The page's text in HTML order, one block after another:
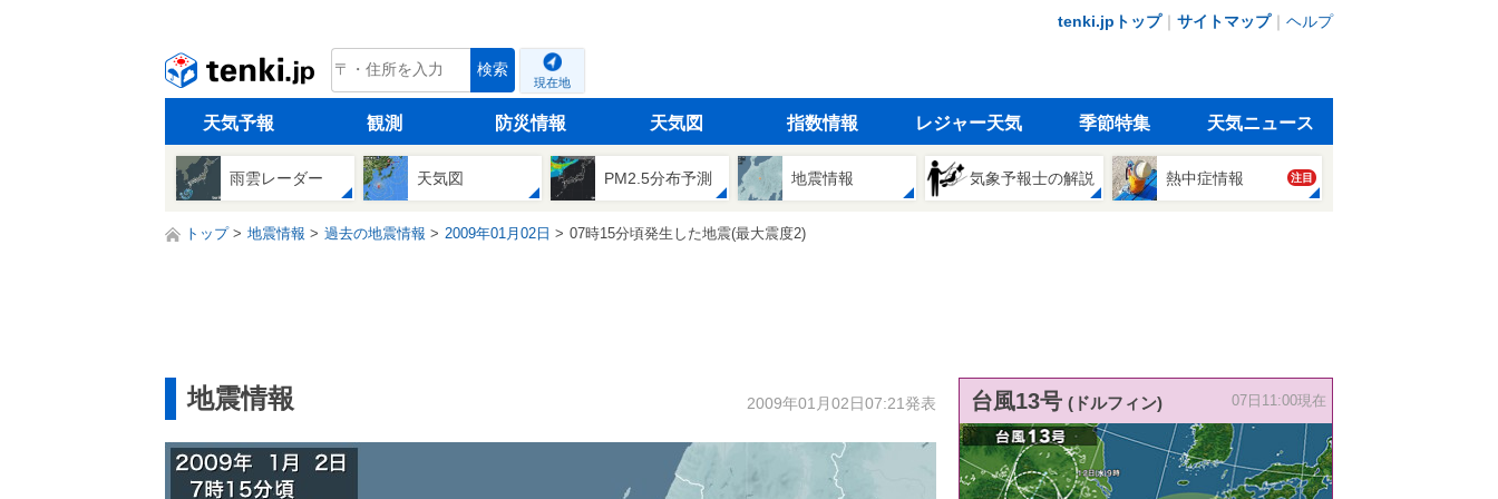
tenki.jpトップ｜ サイトマップ｜ ヘルプ
tenki.jp 検索
現在地
天気予報 観測 防災情報 天気図 指数情報 レジャー天気 季節特集 天気ニュース
雨雲レーダー 天気図 PM2.5分布予測 地震情報 気象予報士の解説 熱中症情報 注目
トップ 地震情報 過去の地震情報 2009年01月02日 07時15分頃発生した地震(最大震度2)
地震情報 2009年01月02日07:21発表 台風13号 (ドルフィン) 07日11:00現在